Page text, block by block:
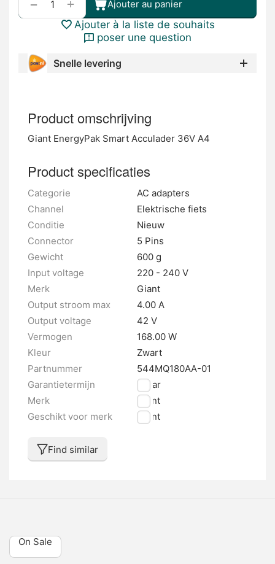
+
− Ajouter au panier
Ajouter à la liste de souhaits
poser une question
Snelle levering
Product omschrijving
Giant EnergyPak Smart Acculader 36V A4
Product specificaties
Categorie
AC adapters
Channel
Elektrische fiets
Conditie
Nieuw
Connector
5 Pins
Gewicht
600 g
Input voltage
220 - 240 V
Merk
Giant
Output stroom max
4.00 A
Output voltage
42 V
Vermogen
168.00 W
Kleur
Zwart
Partnummer
544MQ180AA-01
Garantietermijn
2 jaar
Merk
Giant
Geschikt voor merk
Giant
Find similar
On Sale